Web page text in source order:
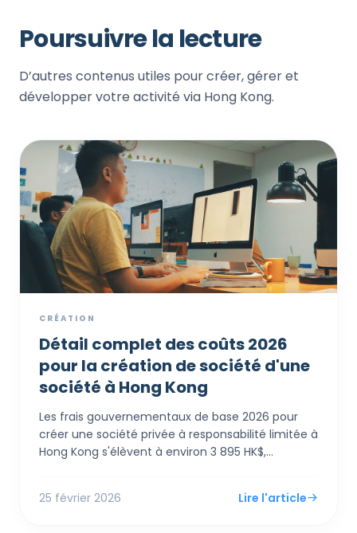
Poursuivre la lecture
D’autres contenus utiles pour créer, gérer et
développer votre activité via Hong Kong.
CRÉATION
Détail complet des coûts 2026
pour la création de société d'une
société à Hong Kong
Les frais gouvernementaux de base 2026 pour
créer une société privée à responsabilité limitée à
Hong Kong s'élèvent à environ 3 895 HK$,
d'enregistrement d'entreprise d'un an (2 350 HK$,
25 février 2026 Lire l'article